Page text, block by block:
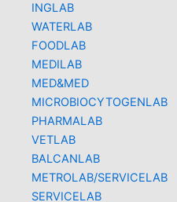
INGLAB
WATERLAB
FOODLAB
MEDILAB
MED&MED
MICROBIOCYTOGENLAB
PHARMALAB
VETLAB
BALCANLAB
METROLAB/SERVICELAB
SERVICELAB